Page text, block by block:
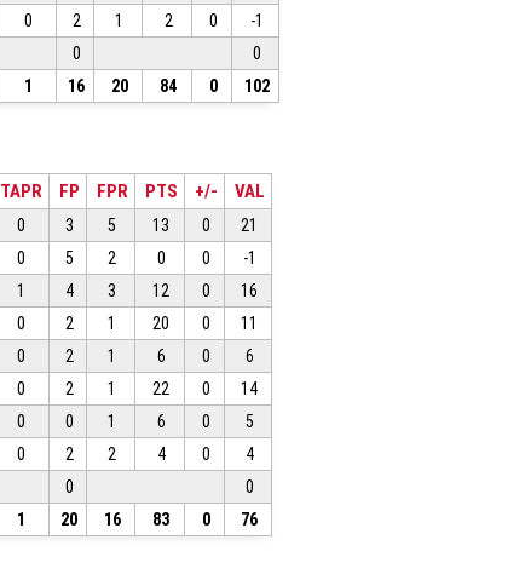
0 2 1 2 0
-1
0
0
1 16 20 84 0 102
TAPR FP FPR PTS +/- VAL
0 3 5 13 0
21
0 5 2 0 0
-1
1 4 3 12 0
16
0 2 1 20 0
11
0 2 1 6 0
6
0 2 1 22 0
14
0 0 1 6 0
5
0 2 2 4 0
4
0
0
1 20 16 83 0 76